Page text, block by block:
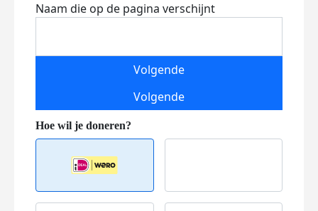
Naam die op de pagina verschijnt
Volgende
Volgende